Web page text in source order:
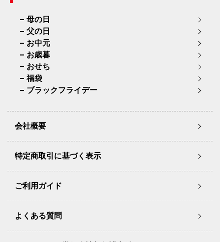
母の日
父の日
お中元
お歳暮
おせち
福袋
ブラックフライデー
会社概要
特定商取引に基づく表示
ご利用ガイド
よくある質問